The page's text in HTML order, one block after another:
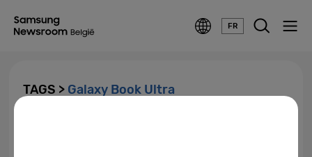
FR
TAGS > Galaxy Book Ultra